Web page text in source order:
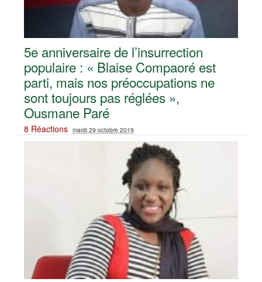
5e anniversaire de l’insurrection
populaire : « Blaise Compaoré est
parti, mais nos préoccupations ne
sont toujours pas réglées »,
Ousmane Paré
8 Réactions mardi 29 octobre 2019